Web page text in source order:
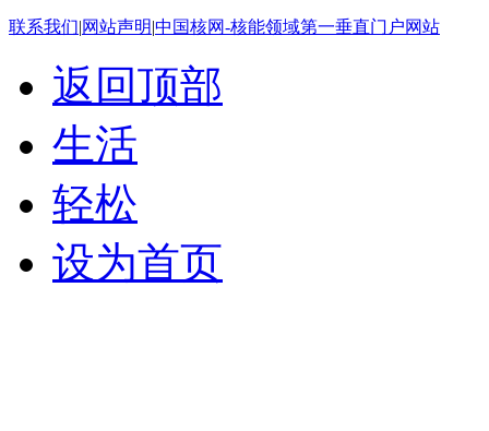
联系我们|网站声明|中国核网-核能领域第一垂直门户网站
返回顶部
生活
轻松
设为首页